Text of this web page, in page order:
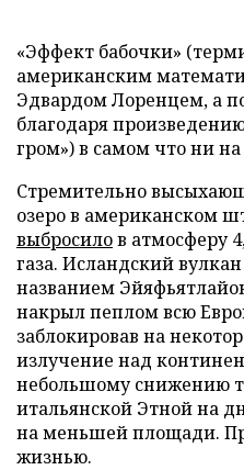
«Эффект бабочки»
американским
Эдвардом Лоренцем, а
благодаря
гром») в самом что ни
Стремительно
озеро в американском
выбросилов атмосферу
газа. Исландский
названием
накрыл пеплом всю
заблокировав на
излучение над
небольшому снижению
итальянской Этной на
на меньшей площади.
жизнью.